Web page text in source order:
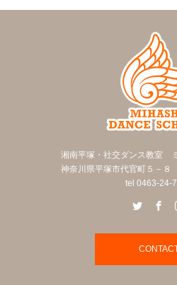
湘南平塚・社交ダンス教室
神奈川県平塚市代官町５－８
tel 0463-24-